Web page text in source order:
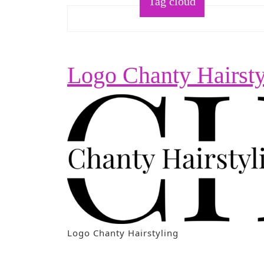
Logo Chanty
Logo Chanty Hairstyling